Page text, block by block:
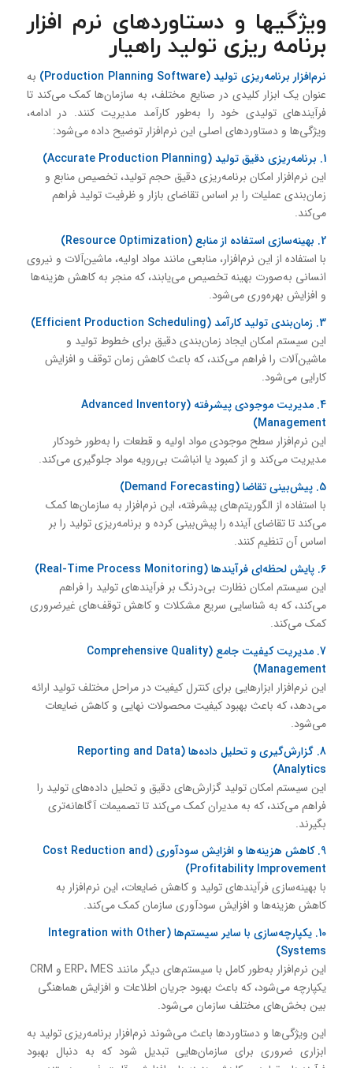
ویژگیها و دستاوردهای نرم افزار
برنامه ریزی تولید راهیار
نرم‌افزار برنامه‌ریزی تولید (Production Planning Software)
به
عنوان یک ابزار کلیدی در صنایع مختلف، به سازمان‌ها کمک می‌کند تا
فرآیندهای تولیدی خود را به‌طور کارآمد مدیریت کنند. در ادامه،
ویژگی‌ها و دستاوردهای اصلی این نرم‌افزار توضیح داده می‌شود:
1. برنامه‌ریزی دقیق تولید (Accurate Production Planning)
این نرم‌افزار امکان برنامه‌ریزی دقیق حجم تولید، تخصیص منابع و
زمان‌بندی عملیات را بر اساس تقاضای بازار و ظرفیت تولید فراهم
می‌کند.
2. بهینه‌سازی استفاده از منابع (Resource Optimization)
با استفاده از این نرم‌افزار، منابعی مانند مواد اولیه، ماشین‌آلات و نیروی
انسانی به‌صورت بهینه تخصیص می‌یابند، که منجر به کاهش هزینه‌ها
و افزایش بهره‌وری می‌شود.
3. زمان‌بندی تولید کارآمد (Efficient Production Scheduling)
این سیستم امکان ایجاد زمان‌بندی دقیق برای خطوط تولید و
ماشین‌آلات را فراهم می‌کند، که باعث کاهش زمان توقف و افزایش
کارایی می‌شود.
4. مدیریت موجودی پیشرفته (Advanced Inventory
Management)
این نرم‌افزار سطح موجودی مواد اولیه و قطعات را به‌طور خودکار
مدیریت می‌کند و از کمبود یا انباشت بی‌رویه مواد جلوگیری می‌کند.
5. پیش‌بینی تقاضا (Demand Forecasting)
با استفاده از الگوریتم‌های پیشرفته، این نرم‌افزار به سازمان‌ها کمک
می‌کند تا تقاضای آینده را پیش‌بینی کرده و برنامه‌ریزی تولید را بر
اساس آن تنظیم کنند.
6. پایش لحظه‌ای فرآیندها (Real-Time Process Monitoring)
این سیستم امکان نظارت بی‌درنگ بر فرآیندهای تولید را فراهم
می‌کند، که به شناسایی سریع مشکلات و کاهش توقف‌های غیرضروری
کمک می‌کند.
7. مدیریت کیفیت جامع (Comprehensive Quality
Management)
این نرم‌افزار ابزارهایی برای کنترل کیفیت در مراحل مختلف تولید ارائه
می‌دهد، که باعث بهبود کیفیت محصولات نهایی و کاهش ضایعات
می‌شود.
8. گزارش‌گیری و تحلیل داده‌ها (Reporting and Data
Analytics)
این سیستم امکان تولید گزارش‌های دقیق و تحلیل داده‌های تولید را
فراهم می‌کند، که به مدیران کمک می‌کند تا تصمیمات آگاهانه‌تری
بگیرند.
9. کاهش هزینه‌ها و افزایش سودآوری (Cost Reduction and
Profitability Improvement)
با بهینه‌سازی فرآیندهای تولید و کاهش ضایعات، این نرم‌افزار به
کاهش هزینه‌ها و افزایش سودآوری سازمان کمک می‌کند.
10. یکپارچه‌سازی با سایر سیستم‌ها (Integration with Other
Systems)
این نرم‌افزار به‌طور کامل با سیستم‌های دیگر مانند ERP، MES و CRM
یکپارچه می‌شود، که باعث بهبود جریان اطلاعات و افزایش هماهنگی
بین بخش‌های مختلف سازمان می‌شود.
این ویژگی‌ها و دستاوردها باعث می‌شوند نرم‌افزار برنامه‌ریزی تولید به
ابزاری ضروری برای سازمان‌هایی تبدیل شود که به دنبال بهبود